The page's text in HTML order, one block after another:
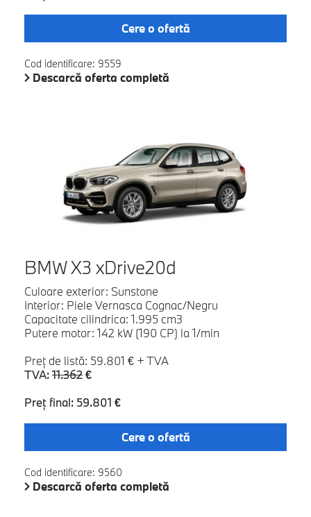
Cere o ofertă
Cod identificare: 9559
Descarcă oferta completă
BMW X3 xDrive20d
Culoare exterior: Sunstone
Interior: Piele Vernasca Cognac/Negru
Capacitate cilindrica: 1.995 cm3
Putere motor: 142 kW (190 CP) la 1/min
Preţ de listă: 59.801 € + TVA
TVA: 11.362€
Preţ final: 59.801 €
Cere o ofertă
Cod identificare: 9560
Descarcă oferta completă